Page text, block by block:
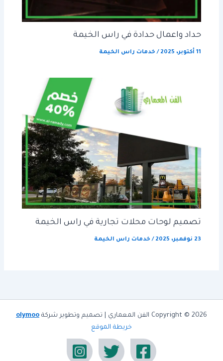
حداد واعمال حدادة في راس الخيمة
11 أكتوبر، 2025 / خدمات راس الخيمة
تصميم لوحات محلات تجارية في راس الخيمة
23 نوفمبر، 2025 / خدمات راس الخيمة
Copyright © 2026 الفن المعماري | تصميم وتطوير شركة
olymoo
خريطة الموقع